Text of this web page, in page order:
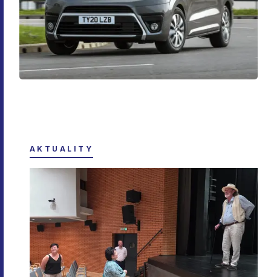
AKTUALITY